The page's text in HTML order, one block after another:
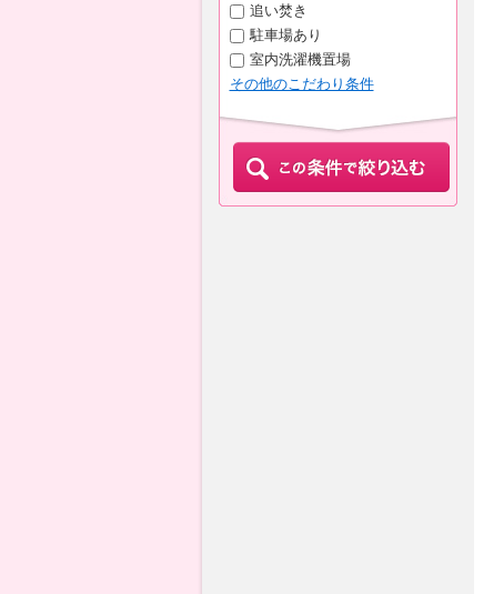
追い焚き
駐車場あり
室内洗濯機置場
その他のこだわり条件